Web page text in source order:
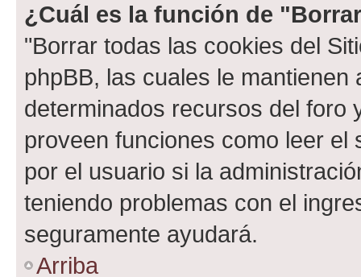
¿Cuál es la función de
"Borrar todas las cookies del
phpBB, las cuales le
determinados recursos del foro
proveen funciones como leer el
por el usuario si la
teniendo problemas con el
seguramente ayudará.
Arriba